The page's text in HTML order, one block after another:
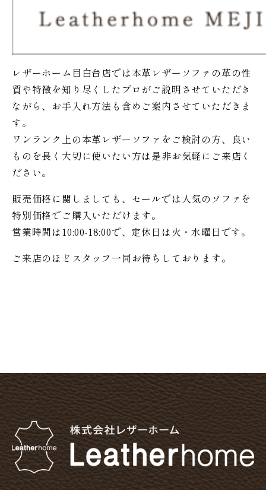
レザーホーム目白台店では本革レザーソファの革の性
質や特徴を知り尽くしたプロがご説明させていただき
ながら、お手入れ方法も含めご案内させていただきま
す。
ワンランク上の本革レザーソファをご検討の方、良い
ものを長く大切に使いたい方は是非お気軽にご来店く
ださい。
販売価格に関しましても、セールでは人気のソファを
特別価格でご購入いただけます。
営業時間は10:00-18:00で、定休日は火・水曜日です。
ご来店のほどスタッフ一同お待ちしております。